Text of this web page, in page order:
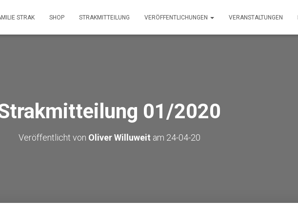
STRAK SHOP STRAKMITTEILUNG VERÖFFENTLICHUNGEN VERANSTALTUNGEN
01/2020
Veröffentlicht von Oliver Willuweit am 24-04-20